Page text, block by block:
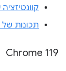
תכונות של
Chrome 119